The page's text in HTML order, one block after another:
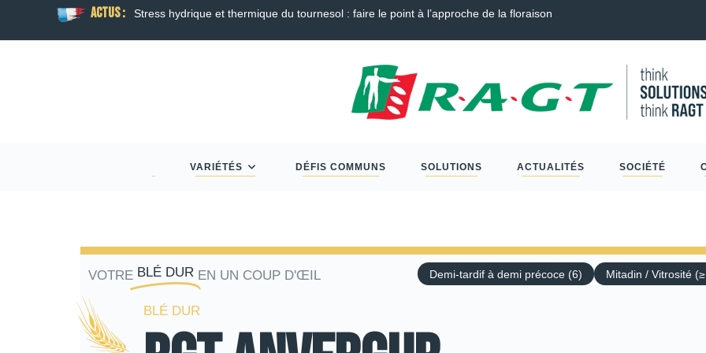
ACTUS :
: faire le point à l’approche de la floraison Guide Semis d’Automne 2026 : Colza, Blé Tendre, Couverts,
VARIÉTÉS DÉFIS COMMUNS SOLUTIONS ACTUALITÉS SOCIÉTÉ
VOTRE BLÉ DUR EN UN COUP D'ŒIL Demi-tardif à demi précoce (6) Mitadin / Vitrosité
BLÉ DUR